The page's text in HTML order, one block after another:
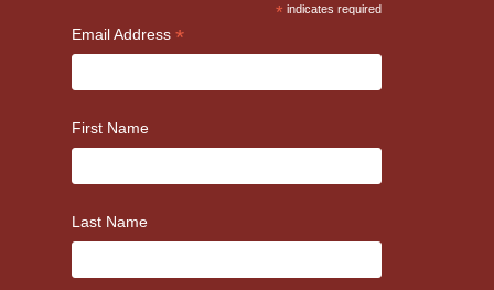
* indicates required
Email Address *
First Name
Last Name